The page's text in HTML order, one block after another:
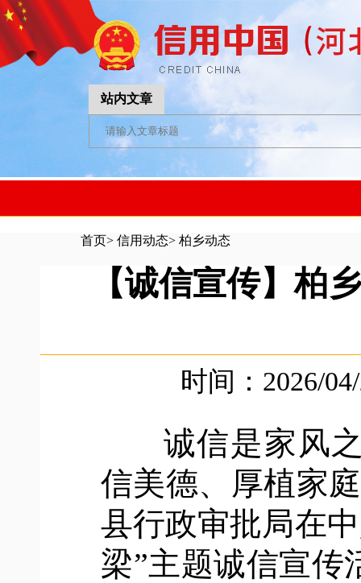
站内文章
首页> 信用动态> 柏乡动态
【诚信宣传】柏
时间：2026/
诚信是家风
信美德、厚植家
县行政审批局在
梁”主题诚信宣传